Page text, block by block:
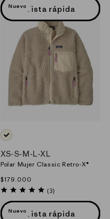
NuevoVista rápida
NEUTRO_(NLVI)
XS-S-M-L-XL
Polar Mujer Classic Retro-X®
Precio
habitual
$179.000
5.0
star
(3)
NuevoVista rápida